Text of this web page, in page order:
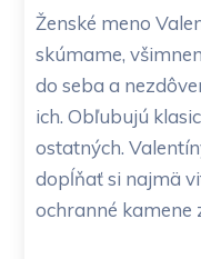
Ženské meno
skúmame,
do seba a
ich. Obľubujú
ostatných.
dopĺňať si najmä
ochranné kamene